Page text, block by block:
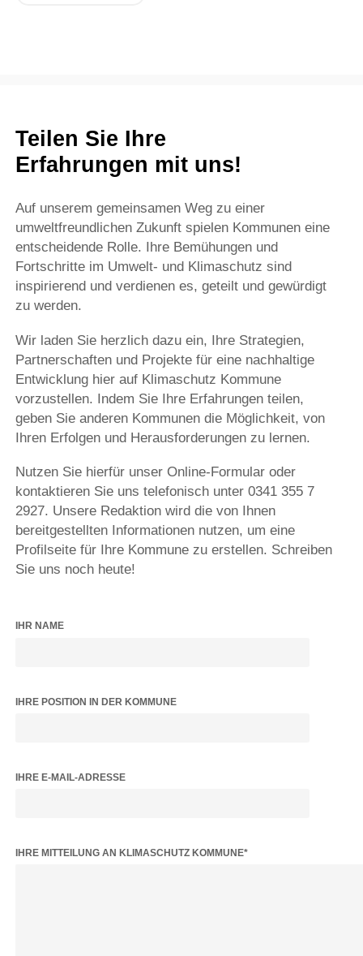
Teilen Sie Ihre
Erfahrungen mit uns!
Auf unserem gemeinsamen Weg zu einer
umweltfreundlichen Zukunft spielen Kommunen eine
entscheidende Rolle. Ihre Bemühungen und
Fortschritte im Umwelt- und Klimaschutz sind
inspirierend und verdienen es, geteilt und gewürdigt
zu werden.
Wir laden Sie herzlich dazu ein, Ihre Strategien,
Partnerschaften und Projekte für eine nachhaltige
Entwicklung hier auf Klimaschutz Kommune
vorzustellen. Indem Sie Ihre Erfahrungen teilen,
geben Sie anderen Kommunen die Möglichkeit, von
Ihren Erfolgen und Herausforderungen zu lernen.
Nutzen Sie hierfür unser Online-Formular oder
kontaktieren Sie uns telefonisch unter 0341 355 7
2927. Unsere Redaktion wird die von Ihnen
bereitgestellten Informationen nutzen, um eine
Profilseite für Ihre Kommune zu erstellen. Schreiben
Sie uns noch heute!
IHR NAME
IHRE POSITION IN DER KOMMUNE
IHRE E-MAIL-ADRESSE
BITTE LASSE DIESES FELD LEER.
IHRE MITTEILUNG AN KLIMASCHUTZ KOMMUNE*